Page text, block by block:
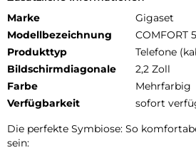
Marke
Gigaset
Modellbezeichnung
COMFORT
Produkttyp
Telefone
Bildschirmdiagonale
2,2 Zoll
Farbe
Mehrfarbig
Verfügbarkeit
sofort
Die perfekte Symbiose: So
sein: